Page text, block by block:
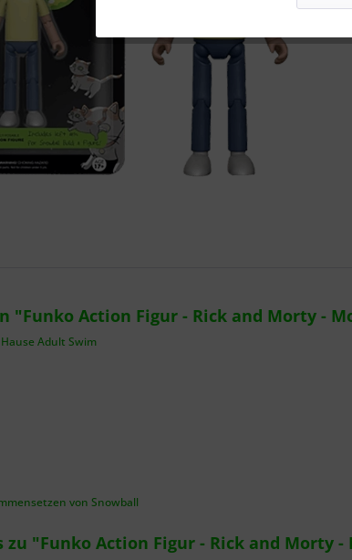
"Funko Action Figur - Rick and Morty -
Adult Swim
von Snowball
"Funko Action Figur - Rick and Morty -